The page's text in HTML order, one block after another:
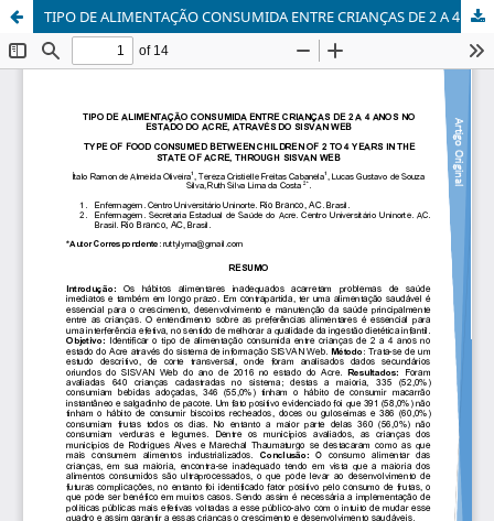
TIPO DE ALIMENTAÇÃO CONSUMIDA ENTRE CRIANÇAS DE 2 A 4 ANOS NO ESTADO DO ACRE, ATRAVÉS DO SISVAN WEB